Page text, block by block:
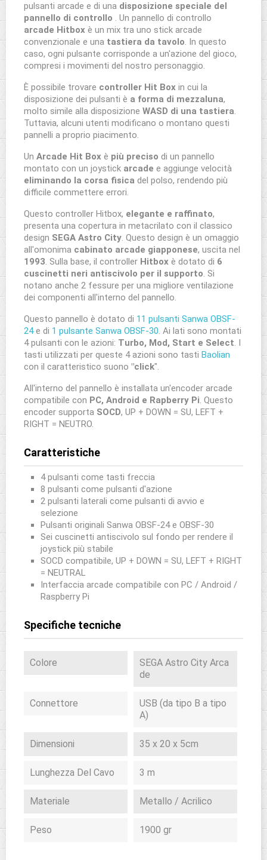
pulsanti arcade e di una disposizione speciale del
pannello di controllo . Un pannello di controllo
arcade Hitbox è un mix tra uno stick arcade
convenzionale e una tastiera da tavolo. In questo
caso, ogni pulsante corrisponde a un'azione del gioco,
compresi i movimenti del nostro personaggio.
È possibile trovare controller Hit Box in cui la
disposizione dei pulsanti è a forma di mezzaluna,
molto simile alla disposizione WASD di una tastiera.
Tuttavia, alcuni utenti modificano o montano questi
pannelli a proprio piacimento.
Un Arcade Hit Box è più preciso di un pannello
montato con un joystick arcade e aggiunge velocità
eliminando la corsa fisica del polso, rendendo più
difficile commettere errori.
Questo controller Hitbox, elegante e raffinato,
presenta una copertura in metacrilato con il classico
design SEGA Astro City. Questo design è un omaggio
all'omonima cabinato arcade giapponese, uscita nel
1993. Sulla base, il controller Hitbox è dotato di 6
cuscinetti neri antiscivolo per il supporto. Si
notano anche 2 fessure per una migliore ventilazione
dei componenti all'interno del pannello.
Questo pannello è dotato di 11 pulsanti Sanwa OBSF-
24e di 1 pulsante Sanwa OBSF-30. Ai lati sono montati
4 pulsanti con le azioni: Turbo, Mod, Start e Select. I
tasti utilizzati per queste 4 azioni sono tasti Baolian
con il caratteristico suono "click".
All'interno del pannello è installata un'encoder arcade
compatibile con PC, Android e Rapberry Pi. Questo
encoder supporta SOCD, UP + DOWN = SU, LEFT +
RIGHT = NEUTRO.
Caratteristiche
4 pulsanti come tasti freccia
8 pulsanti come pulsanti d'azione
2 pulsanti laterali come pulsanti di avvio e
selezione
Pulsanti originali Sanwa OBSF-24 e OBSF-30
Sei cuscinetti antiscivolo sul fondo per rendere il
joystick più stabile
SOCD compatibile, UP + DOWN = SU, LEFT + RIGHT
= NEUTRAL
Interfaccia arcade compatibile con PC / Android /
Raspberry Pi
Specifiche tecniche
Colore
SEGA Astro City Arca
de
Connettore
USB (da tipo B a tipo
A)
Dimensioni 35 x 20 x 5cm
Lunghezza Del Cavo 3 m
Materiale Metallo / Acrilico
Peso 1900 gr